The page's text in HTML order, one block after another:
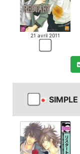
21 avril 2011
SIMPLE